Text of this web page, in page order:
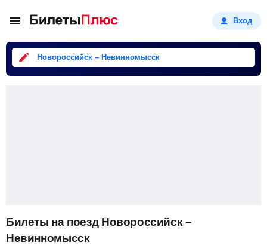
Вход
Новороссийск – Невинномысск
Билеты на поезд Новороссийск –
Невинномысск